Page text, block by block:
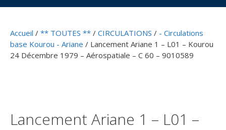
Accueil / ** TOUTES ** / CIRCULATIONS / - Circulations
base Kourou - Ariane / Lancement Ariane 1 – L01 – Kourou
24 Décembre 1979 – Aérospatiale – C 60 – 9010589
Lancement Ariane 1 – L01 –